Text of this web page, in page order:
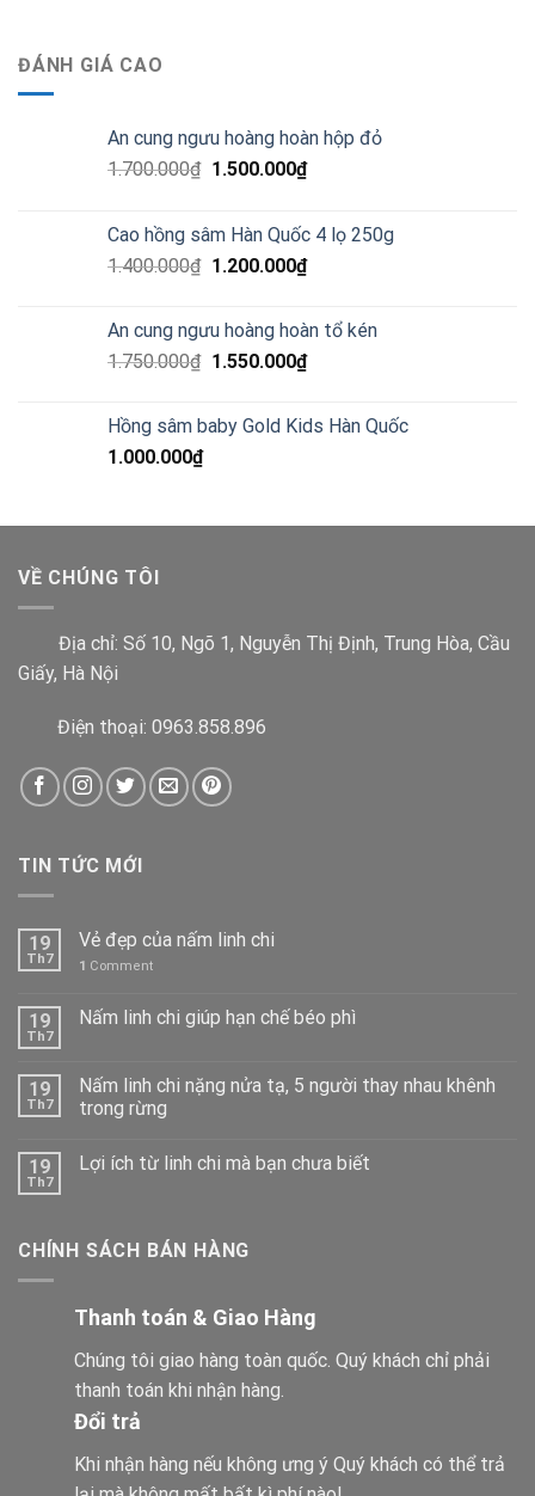
ĐÁNH GIÁ CAO
An cung ngưu hoàng hoàn hộp đỏ
1.700.000₫ 1.500.000₫
Cao hồng sâm Hàn Quốc 4 lọ 250g
1.400.000₫ 1.200.000₫
An cung ngưu hoàng hoàn tổ kén
1.750.000₫ 1.550.000₫
Hồng sâm baby Gold Kids Hàn Quốc
1.000.000₫
VỀ CHÚNG TÔI
Địa chỉ: Số 10, Ngõ 1, Nguyễn Thị Định, Trung Hòa, Cầu
Giấy, Hà Nội
Điện thoại: 0963.858.896
TIN TỨC MỚI
19
Th7
Vẻ đẹp của nấm linh chi
1 Comment
19
Th7
Nấm linh chi giúp hạn chế béo phì
19
Th7
Nấm linh chi nặng nửa tạ, 5 người thay nhau khênh
trong rừng
19
Th7
Lợi ích từ linh chi mà bạn chưa biết
CHÍNH SÁCH BÁN HÀNG
Thanh toán & Giao Hàng
Chúng tôi giao hàng toàn quốc. Quý khách chỉ phải
thanh toán khi nhận hàng.
Đổi trả
Khi nhận hàng nếu không ưng ý Quý khách có thể trả